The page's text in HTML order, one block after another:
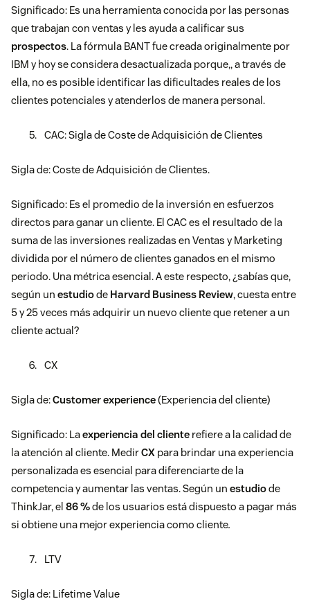
Significado: Es una herramienta conocida por las personas
que trabajan con ventas y les ayuda a calificar sus
prospectos. La fórmula BANT fue creada originalmente por
IBM y hoy se considera desactualizada porque,, a través de
ella, no es posible identificar las dificultades reales de los
clientes potenciales y atenderlos de manera personal.
CAC: Sigla de Coste de Adquisición de Clientes
Sigla de: Coste de Adquisición de Clientes.
Significado: Es el promedio de la inversión en esfuerzos
directos para ganar un cliente. El CAC es el resultado de la
suma de las inversiones realizadas en Ventas y Marketing
dividida por el número de clientes ganados en el mismo
periodo. Una métrica esencial. A este respecto, ¿sabías que,
según un estudiode Harvard Business Review, cuesta entre
5 y 25 veces más adquirir un nuevo cliente que retener a un
cliente actual?
CX
Sigla de:Customer experience(Experiencia del cliente)
Significado: Laexperiencia del cliente refiere a la calidad de
la atención al cliente. MedirCX para brindar una experiencia
personalizada es esencial para diferenciarte de la
competencia y aumentar las ventas. Según un estudiode
ThinkJar, el 86 %de los usuarios está dispuesto a pagar más
si obtiene una mejor experiencia como cliente.
LTV
Sigla de: Lifetime Value